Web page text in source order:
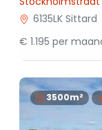
6135LK Sittard
€ 1.195 per
3500m²